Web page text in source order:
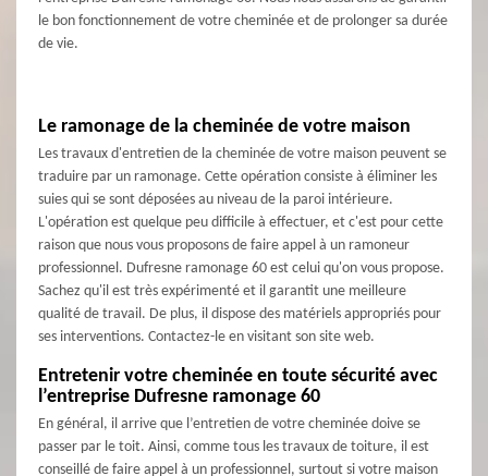
le bon fonctionnement de votre cheminée et de prolonger sa durée
de vie.
Le ramonage de la cheminée de votre maison
Les travaux d'entretien de la cheminée de votre maison peuvent se
traduire par un ramonage. Cette opération consiste à éliminer les
suies qui se sont déposées au niveau de la paroi intérieure.
L'opération est quelque peu difficile à effectuer, et c'est pour cette
raison que nous vous proposons de faire appel à un ramoneur
professionnel. Dufresne ramonage 60 est celui qu'on vous propose.
Sachez qu'il est très expérimenté et il garantit une meilleure
qualité de travail. De plus, il dispose des matériels appropriés pour
ses interventions. Contactez-le en visitant son site web.
Entretenir votre cheminée en toute sécurité avec
l’entreprise Dufresne ramonage 60
En général, il arrive que l’entretien de votre cheminée doive se
passer par le toit. Ainsi, comme tous les travaux de toiture, il est
conseillé de faire appel à un professionnel, surtout si votre maison